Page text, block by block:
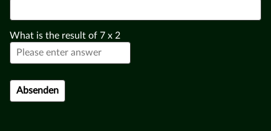
What is the result of 7 x 2